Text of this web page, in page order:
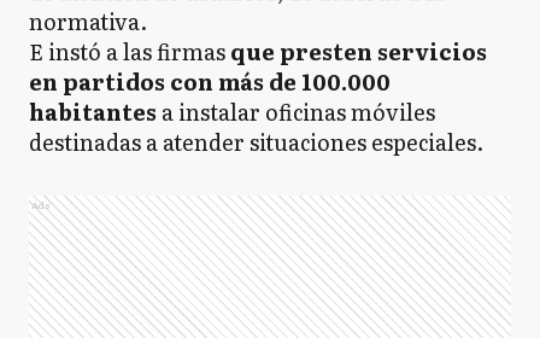
normativa.
E instó a las firmasque presten servicios
en partidos con más de 100.000
habitantes a instalar oficinas móviles
destinadas a atender situaciones especiales.
Ads